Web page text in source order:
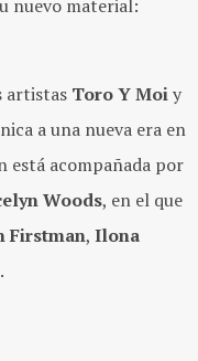
nuevo material:
artistas Toro Y Moiy
a una nueva era en
está acompañada por
Woods, en el que
Firstman, Ilona
.